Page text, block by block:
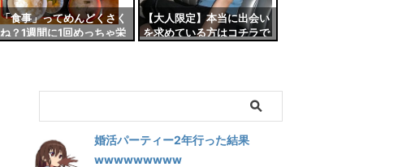
「食事」ってめんどくさく
ね？1週間に1回めっちゃ栄
【大人限定】本当に出会い
を求めている方はコチラで
婚活パーティー2年行った結果
wwwwwwwww